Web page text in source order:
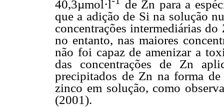
40,3µmol·l
de Zn para a
que a adição de Si na solução
concentrações intermediárias
no entanto, nas maiores
não foi capaz de amenizar a
das concentrações de Zn
precipitados de Zn na forma
zinco em solução, como
(2001).